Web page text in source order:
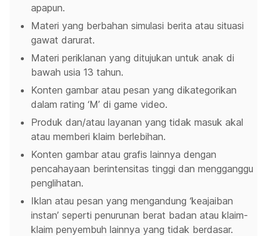
apapun.
Materi yang berbahan simulasi berita atau situasi
gawat darurat.
Materi periklanan yang ditujukan untuk anak di
bawah usia 13 tahun.
Konten gambar atau pesan yang dikategorikan
dalam rating ‘M’ di game video.
Produk dan/atau layanan yang tidak masuk akal
atau memberi klaim berlebihan.
Konten gambar atau grafis lainnya dengan
pencahayaan berintensitas tinggi dan mengganggu
penglihatan.
Iklan atau pesan yang mengandung ‘keajaiban
instan’ seperti penurunan berat badan atau klaim-
klaim penyembuh lainnya yang tidak berdasar.